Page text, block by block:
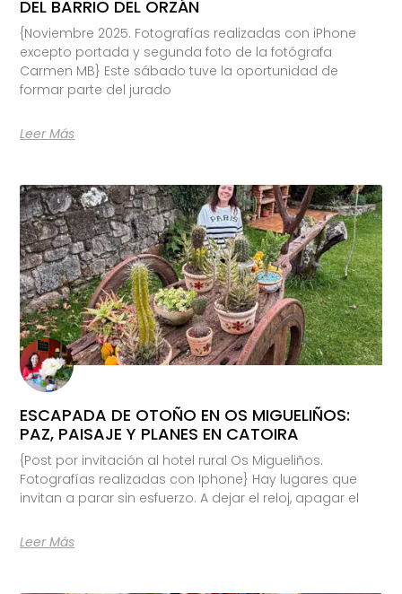
DEL BARRIO DEL ORZÁN
{Noviembre 2025. Fotografías realizadas con iPhone
excepto portada y segunda foto de la fotógrafa
Carmen MB} Este sábado tuve la oportunidad de
formar parte del jurado
Leer Más
ESCAPADA DE OTOÑO EN OS MIGUELIÑOS:
PAZ, PAISAJE Y PLANES EN CATOIRA
{Post por invitación al hotel rural Os Migueliños.
Fotografías realizadas con Iphone} Hay lugares que
invitan a parar sin esfuerzo. A dejar el reloj, apagar el
Leer Más